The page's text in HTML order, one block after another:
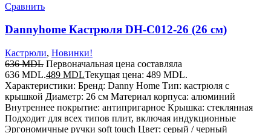
Сравнить
Dannyhome Кастрюля DH-C012-26 (26 см)
Кастрюли, Новинки!
636MDL Первоначальная цена составляла
636 MDL.489 MDLТекущая цена: 489 MDL.
Характеристики: Бренд: Danny Home Тип: кастрюля с
крышкой Диаметр: 26 см Материал корпуса: алюминий
Внутреннее покрытие: антипригарное Крышка: стеклянная
Подходит для всех типов плит, включая индукционные
Эргономичные ручки soft touch Цвет: серый / черный